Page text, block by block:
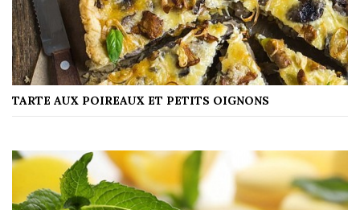
TARTE AUX POIREAUX ET PETITS OIGNONS